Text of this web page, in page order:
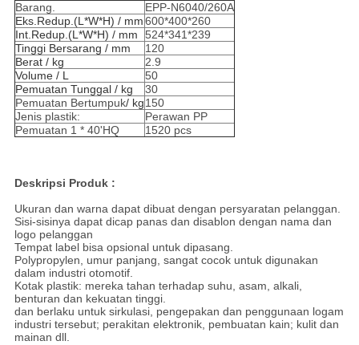
Barang.
EPP-N6040/260A
Eks.Redup.(L*W*H) / mm600*400*260
Int.Redup.(L*W*H) / mm
524*341*239
Tinggi Bersarang / mm
120
Berat / kg
2.9
Volume / L
50
Pemuatan Tunggal / kg
30
Pemuatan Bertumpuk/ kg150
Jenis plastik:
Perawan PP
Pemuatan 1 * 40'HQ
1520 pcs
Deskripsi Produk :
Ukuran dan warna dapat dibuat dengan persyaratan pelanggan.
Sisi-sisinya dapat dicap panas dan disablon dengan nama dan
logo pelanggan
Tempat label bisa opsional untuk dipasang.
Polypropylen, umur panjang, sangat cocok untuk digunakan
dalam industri otomotif.
Kotak plastik: mereka tahan terhadap suhu, asam, alkali,
benturan dan kekuatan tinggi.
dan berlaku untuk sirkulasi, pengepakan dan penggunaan logam
industri tersebut; perakitan elektronik, pembuatan kain; kulit dan
mainan dll.